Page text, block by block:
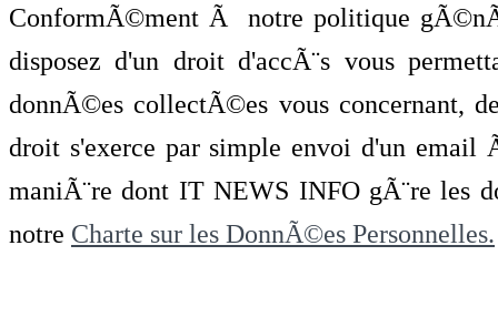
ConformÃ©ment Ã notre politique
disposez d'un droit d'accÃ¨s vous
donnÃ©es collectÃ©es vous concernant,
droit s'exerce par simple envoi d'un
maniÃ¨re dont IT NEWS INFO gÃ¨re les
notre Charte sur les DonnÃ©es Personnelles.